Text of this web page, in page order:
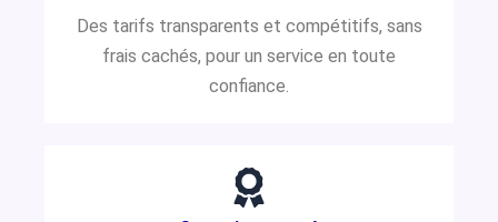
Des tarifs transparents et compétitifs, sans
frais cachés, pour un service en toute
confiance.